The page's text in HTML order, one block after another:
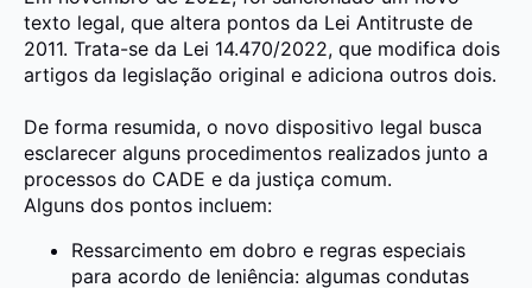
texto legal, que altera pontos da Lei Antitruste de
2011. Trata-se da Lei 14.470/2022, que modifica dois
artigos da legislação original e adiciona outros dois.
De forma resumida, o novo dispositivo legal busca
esclarecer alguns procedimentos realizados junto a
processos do CADE e da justiça comum.
Alguns dos pontos incluem:
Ressarcimento em dobro e regras especiais
para acordo de leniência: algumas condutas